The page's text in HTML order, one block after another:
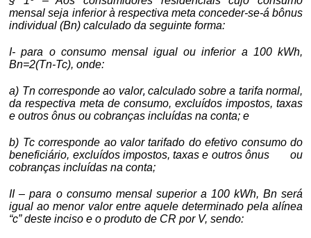
mensal seja inferior à respectiva meta conceder-se-á bônus
individual (Bn) calculado da seguinte forma:
I- para o consumo mensal igual ou inferior a 100 kWh,
Bn=2(Tn-Tc), onde:
a) Tn corresponde ao valor, calculado sobre a tarifa normal,
da respectiva meta de consumo, excluídos impostos, taxas
e outros ônus ou cobranças incluídas na conta; e
b) Tc corresponde ao valor tarifado do efetivo consumo do
beneficiário, excluídos impostos, taxas e outros ônus ou
cobranças incluídas na conta;
II – para o consumo mensal superior a 100 kWh, Bn será
igual ao menor valor entre aquele determinado pela alínea
“c” deste inciso e o produto de CR por V, sendo: